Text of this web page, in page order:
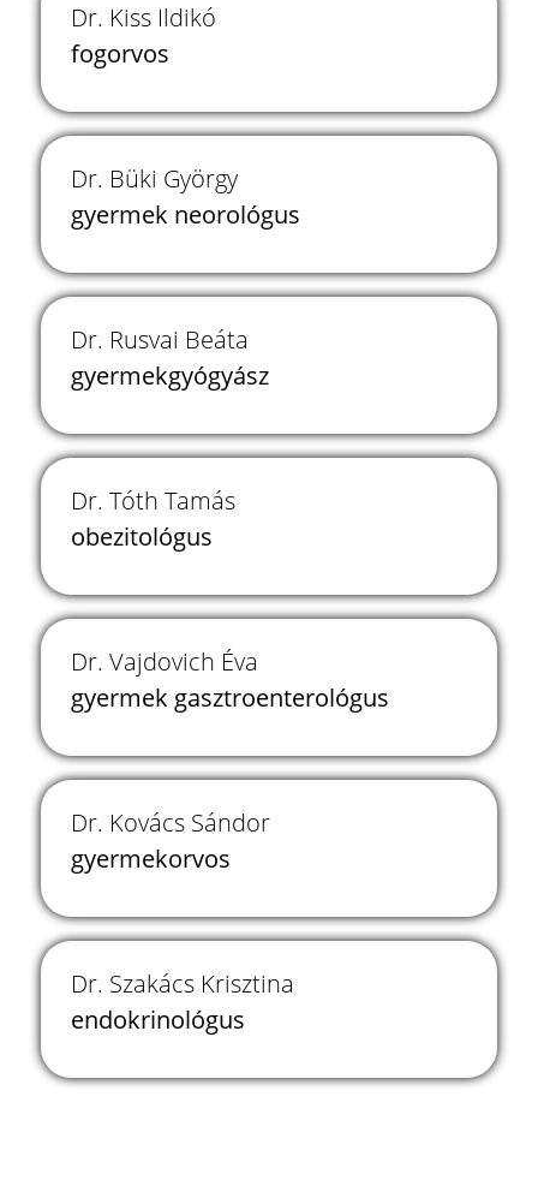
Dr. Kiss Ildikó
fogorvos
Dr. Büki György
gyermek neorológus
Dr. Rusvai Beáta
gyermekgyógyász
Dr. Tóth Tamás
obezitológus
Dr. Vajdovich Éva
gyermek gasztroenterológus
Dr. Kovács Sándor
gyermekorvos
Dr. Szakács Krisztina
endokrinológus